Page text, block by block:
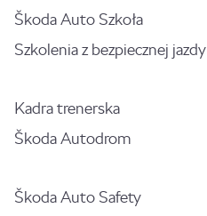
Škoda Auto Szkoła
Szkolenia z bezpiecznej jazdy
Kadra trenerska
Škoda Autodrom
Škoda Auto Safety